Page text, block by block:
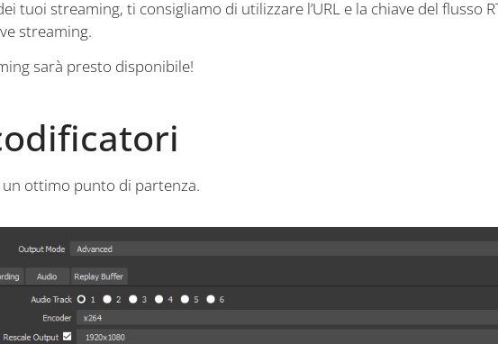
tuoi streaming, ti consigliamo di utilizzare l’URL e la chiave del flusso
streaming.
sarà presto disponibile!
ottimo punto di partenza.